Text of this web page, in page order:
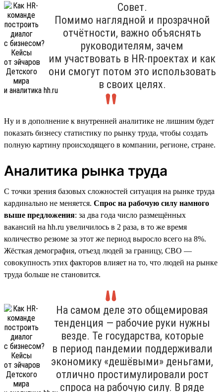
Совет.
Помимо наглядной и прозрачной
отчётности, важно объяснять
руководителям, зачем
им участвовать в HR-проектах и как
они смогут потом это использовать
в своих целях.
Ну и в дополнение к внутренней аналитике не лишним будет
показать бизнесу статистику по рынку труда, чтобы создать
полную картину происходящего в компании, регионе, стране.
Аналитика рынка труда
С точки зрения базовых сложностей ситуация на рынке труда
кардинально не меняется. Спрос на рабочую силу намного
выше предложения: за два года число размещённых
вакансий на hh.ru увеличилось в 2 раза, в то же время
количество резюме за этот же период выросло всего на 8%.
Жёсткая демография, отъезд людей за границу, СВО —
совокупность этих факторов влияет на то, что людей на рынке
труда больше не становится.
На самом деле это общемировая
тенденция — рабочие руки нужны
везде. Те государства, которые
в период пандемии поддерживали
экономику «дешёвыми» деньгами,
отлично простимулировали рост
спроса на рабочую силу. В ряде